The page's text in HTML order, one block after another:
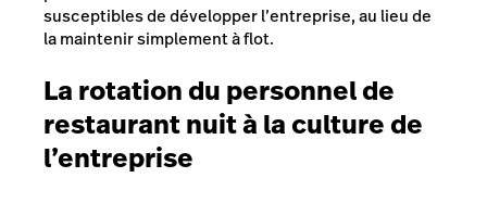
susceptibles de développer l’entreprise, au lieu de
la maintenir simplement à flot.
La rotation du personnel de
restaurant nuit à la culture de
l’entreprise